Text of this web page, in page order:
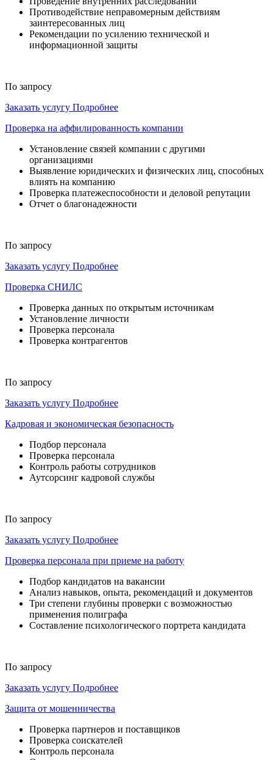
Противодействие неправомерным действиям
заинтересованных лиц
Рекомендации по усилению технической и
информационной защиты
По запросу
Заказать услугу Подробнее
Проверка на аффилированность компании
Установление связей компании с другими
организациями
Выявление юридических и физических лиц, способных
влиять на компанию
Проверка платежеспособности и деловой репутации
Отчет о благонадежности
По запросу
Заказать услугу Подробнее
Проверка СНИЛС
Проверка данных по открытым источникам
Установление личности
Проверка персонала
Проверка контрагентов
По запросу
Заказать услугу Подробнее
Кадровая и экономическая безопасность
Подбор персонала
Проверка персонала
Контроль работы сотрудников
Аутсорсинг кадровой службы
По запросу
Заказать услугу Подробнее
Проверка персонала при приеме на работу
Подбор кандидатов на вакансии
Анализ навыков, опыта, рекомендаций и документов
Три степени глубины проверки с возможностью
применения полиграфа
Составление психологического портрета кандидата
По запросу
Заказать услугу Подробнее
Защита от мошенничества
Проверка партнеров и поставщиков
Проверка соискателей
Контроль персонала